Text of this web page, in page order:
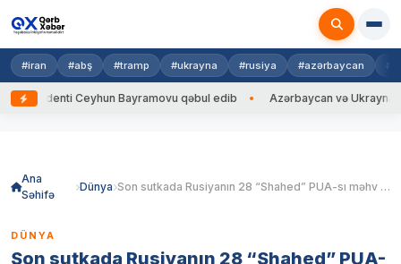
#iran #abş #tramp #ukrayna #rusiya #azərbaycan
Ceyhun Bayramovu qəbul edib Azərbaycan və Ukrayna XİN
Ana
Səhifə
Dünya Son sutkada Rusiyanın 28 “Shahed” PUA-sı məhv edilib
DÜNYA
Son sutkada Rusiyanın 28 “Shahed” PUA-